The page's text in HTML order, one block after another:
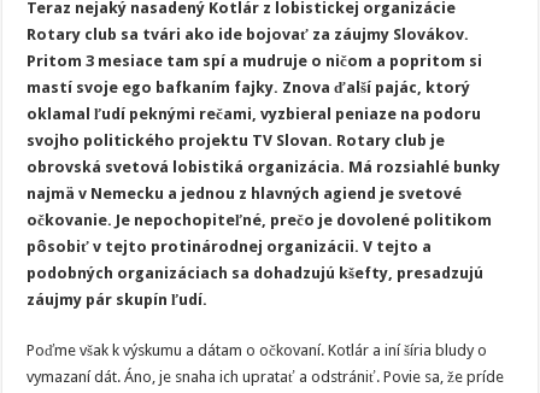
Teraz nejaký nasadený Kotlár z lobistickej organizácie
Rotary club sa tvári ako ide bojovať za záujmy Slovákov.
Pritom 3 mesiace tam spí a mudruje o ničom a popritom si
mastí svoje ego bafkaním fajky. Znova ďalší pajác, ktorý
oklamal ľudí peknými rečami, vyzbieral peniaze na podoru
svojho politického projektu TV Slovan. Rotary club je
obrovská svetová lobistiká organizácia. Má rozsiahlé bunky
najmä v Nemecku a jednou z hlavných agiend je svetové
očkovanie. Je nepochopiteľné, prečo je dovolené politikom
pôsobiť v tejto protinárodnej organizácii. V tejto a
podobných organizáciach sa dohadzujú kšefty, presadzujú
záujmy pár skupín ľudí.
Poďme však k výskumu a dátam o očkovaní. Kotlár a iní šíria bludy o
vymazaní dát. Áno, je snaha ich upratať a odstrániť. Povie sa, že príde